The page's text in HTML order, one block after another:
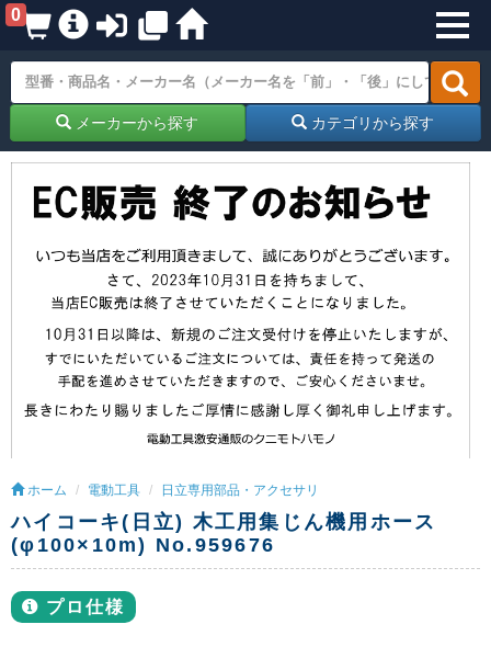
0
メーカーから探す カテゴリから探す
ホーム 電動工具 日立専用部品・アクセサリ
ハイコーキ(日立) 木工用集じん機用ホース
(φ100×10m) No.959676
プロ仕様